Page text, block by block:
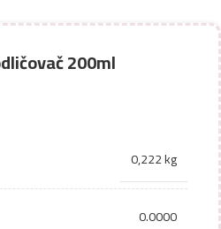
200ml
0,222 kg
0.0000